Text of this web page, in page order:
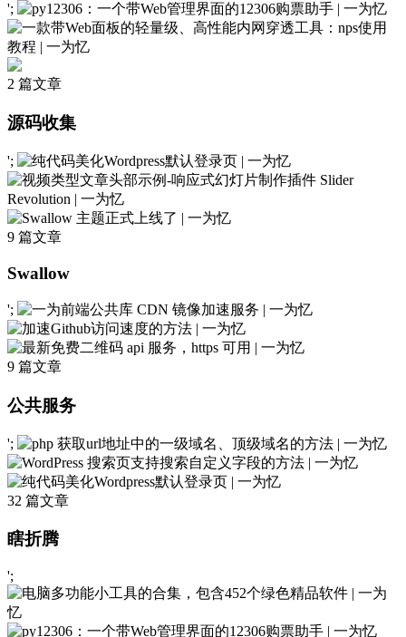
';
2 篇文章
源码收集
';
9 篇文章
Swallow
';
9 篇文章
公共服务
';
32 篇文章
瞎折腾
';